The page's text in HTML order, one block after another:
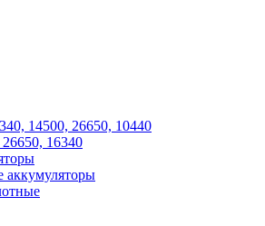
14500, 26650, 10440
16340